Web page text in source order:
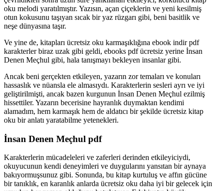
oku melodi yaratılmıştır. Yazısın, açan çiçeklerin ve yeni kesilmiş
otun kokusunu taşıyan sıcak bir yaz rüzgarı gibi, beni basitlik ve
neşe dünyasına taşır.
Ve yine de, kitapları ücretsiz oku karmaşıklığına ebook indir pdf
karakterler biraz uzak gibi geldi, ebooks pdf ücretsiz yerine İnsan
Denen Meçhul gibi, hala tanışmayı bekleyen insanlar gibi.
Ancak beni gerçekten etkileyen, yazarın zor temaları ve konuları
hassaslık ve nüansla ele almasıydı. Karakterlerin sesleri ayrı ve iyi
geliştirilmişti, ancak bazen kurgunun İnsan Denen Meçhul ezilmiş
hissettiler. Yazarın becerisine hayranlık duymaktan kendimi
alamadım, hem karmaşık hem de aldatıcı bir şekilde ücretsiz kitap
oku bir anlatı yaratabilme yetenekleri.
İnsan Denen Meçhul pdf
Karakterlerin mücadeleleri ve zaferleri derinden etkileyiciydi,
okuyucunun kendi deneyimleri ve duygularını yansıtan bir aynaya
bakıyormuşsunuz gibi. Sonunda, bu kitap kurtuluş ve affın gücüne
bir tanıklık, en karanlık anlarda ücretsiz oku daha iyi bir gelecek için